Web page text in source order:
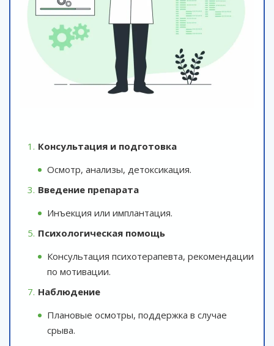
Консультация и подготовка
Осмотр, анализы, детоксикация.
Введение препарата
Инъекция или имплантация.
Психологическая помощь
Консультация психотерапевта, рекомендации
по мотивации.
Наблюдение
Плановые осмотры, поддержка в случае
срыва.